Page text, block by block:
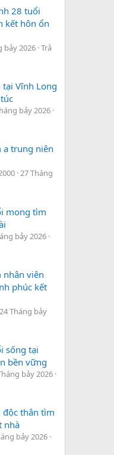
28 tuổi
kết hôn ổn
bảy 2026 Trả
Vĩnh Long
bảy 2026
a trung niên
27 Tháng
mong tìm
bảy 2026
nhân viên
phúc kết
24 Tháng bảy
sống tại
bền vững
bảy 2026
thân tìm
nhà
bảy 2026